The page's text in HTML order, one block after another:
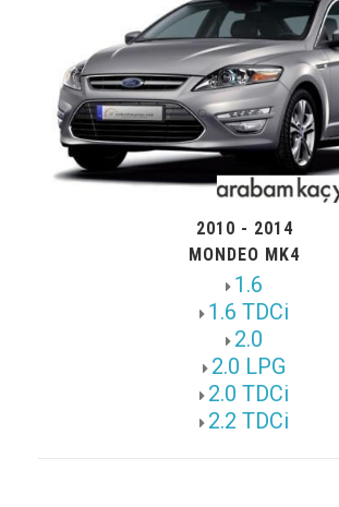
2010 - 2014
MONDEO MK4
1.6
1.6 TDCi
2.0
2.0 LPG
2.0 TDCi
2.2 TDCi